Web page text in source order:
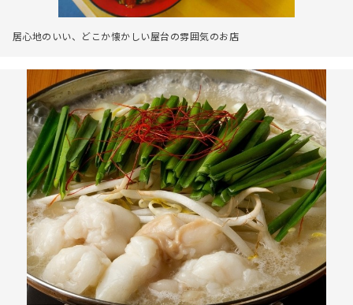
居心地のいい、どこか懐かしい屋台の雰囲気のお店